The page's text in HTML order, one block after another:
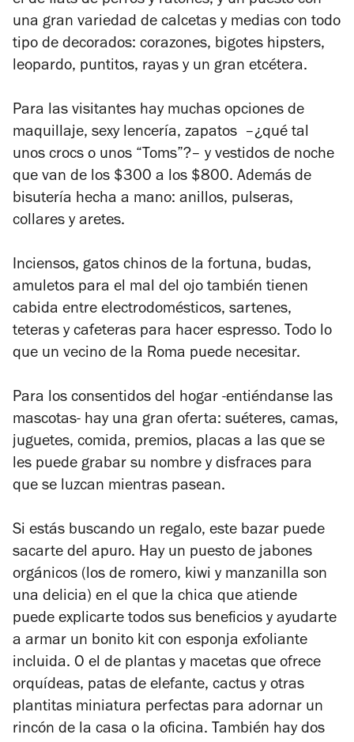
una gran variedad de calcetas y medias con todo
tipo de decorados: corazones, bigotes hipsters,
leopardo, puntitos, rayas y un gran etcétera.
Para las visitantes hay muchas opciones de
maquillaje, sexy lencería, zapatos –¿qué tal
unos crocs o unos “Toms”?– y vestidos de noche
que van de los $300 a los $800. Además de
bisutería hecha a mano: anillos, pulseras,
collares y aretes.
Inciensos, gatos chinos de la fortuna, budas,
amuletos para el mal del ojo también tienen
cabida entre electrodomésticos, sartenes,
teteras y cafeteras para hacer espresso. Todo lo
que un vecino de la Roma puede necesitar.
Para los consentidos del hogar -entiéndanse las
mascotas- hay una gran oferta: suéteres, camas,
juguetes, comida, premios, placas a las que se
les puede grabar su nombre y disfraces para
que se luzcan mientras pasean.
Si estás buscando un regalo, este bazar puede
sacarte del apuro. Hay un puesto de jabones
orgánicos (los de romero, kiwi y manzanilla son
una delicia) en el que la chica que atiende
puede explicarte todos sus beneficios y ayudarte
a armar un bonito kit con esponja exfoliante
incluida. O el de plantas y macetas que ofrece
orquídeas, patas de elefante, cactus y otras
plantitas miniatura perfectas para adornar un
rincón de la casa o la oficina. También hay dos